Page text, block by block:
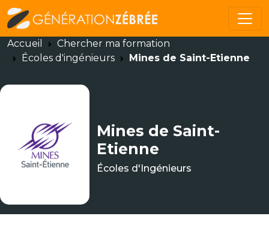
Accueil
Chercher ma formation
Écoles d'ingénieurs
Mines de Saint-Etienne
Mines de Saint-
Etienne
Écoles d'Ingénieurs